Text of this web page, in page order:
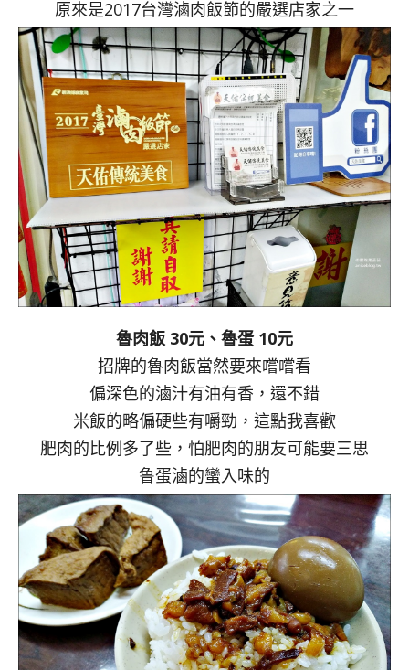
原來是2017台灣滷肉飯節的嚴選店家之一
魯肉飯 30元、魯蛋 10元
招牌的魯肉飯當然要來嚐嚐看
偏深色的滷汁有油有香，還不錯
米飯的略偏硬些有嚼勁，這點我喜歡
肥肉的比例多了些，怕肥肉的朋友可能要三思
鲁蛋滷的蠻入味的